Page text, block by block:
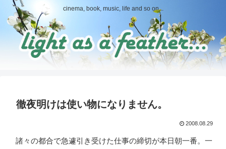
cinema, book, music, life and so on...
徹夜明けは使い物になりません。
2008.08.29
諸々の都合で急遽引き受けた仕事の締切が本日朝一番。一